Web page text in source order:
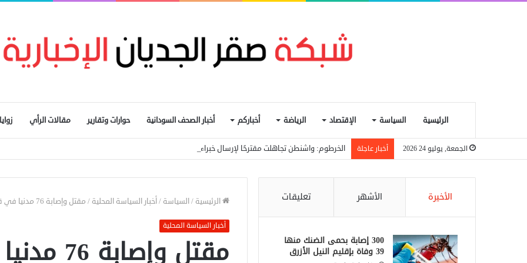
الرئيسية السياسة الإقتصاد الرياضة أخباركم أخبار الصحف السودانية حوارات وتقارير مقالات الرأي
الجمعة, يوليو 24 2026 أخبار عاجلة الخرطوم: واشنطن تجاهلت مقترحًا لإرسال خبراء للتحقق من مزاعم «الكيميائي»
الرئيسية /السياسة /أخبار السياسة المحلية / مقتل وإصابة 76 مدنيا في قصف مدفعي للدعم السريع على سوق مكتظة بأم درمان
أخبار السياسة المحلية
مقتل
الأخيرة الأشهر تعليقات
300 إصابة بحمى الضنك منها
39 وفاة بإقليم النيل الأزرق